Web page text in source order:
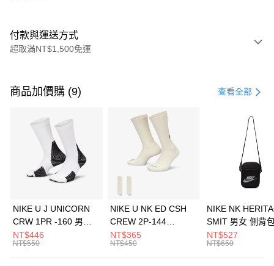
付款與運送方式
超取滿NT$1,500免運
信用卡一次付款
3 期 0 利率 每期 21家銀行
合作金庫商業銀行
第一商業銀行
華南商業銀行
彰化商業銀行
上海商業儲蓄銀行
元大商業銀行
Apple Pay
全盈+PAY
AFTEE先享後付
商品加價購 (9) 查看全部
NIKE U J UNICORN
CRW 1PR -160 男女
中統襪 FZ3393100
NT$446
NT$550
NIKE U NK ED CSH
CREW 2P-144
EMBRDY 男女 短統襪
FZ3073133
NT$365
NT$450
NIKE NK
SMIT 男女 側背
BA5871010
NT$527
NT$650